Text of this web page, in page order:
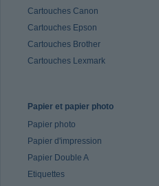
Cartouches Canon
Cartouches Epson
Cartouches Brother
Cartouches Lexmark
Papier et papier photo
Papier photo
Papier d'impression
Papier Double A
Etiquettes